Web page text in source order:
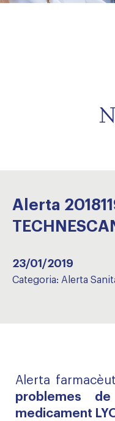
Alerta
23/01/2019
Categoria: Alerta
Alerta
problemes de
medicament